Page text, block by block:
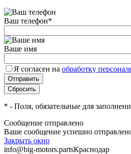
Ваш телефон*
Ваше имя
Я согласен на обработку
* - Поля, обязательные для
Сообщение отправлено
Ваше сообщение успешно
Закрыть окно
info@big-motors.partsКраснодар